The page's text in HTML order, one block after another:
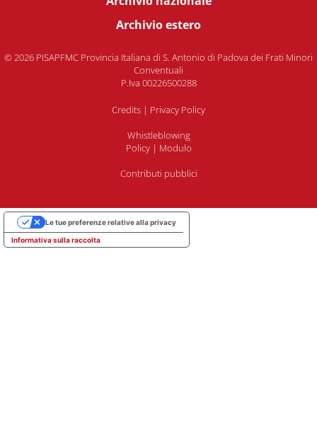
Archivio estero
© 2026 PISAPFMC Provincia Italiana di S. Antonio di Padova dei Frati Minori
Conventuali
P.Iva 00226500288
Credits | Privacy Policy
Whistleblowing
Policy| Modulo
Contributi pubblici
Informativa sulla raccolta
Le tue preferenze relative alla privacy